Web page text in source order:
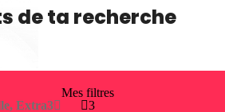
de ta recherche
Extra3
Mes filtres
3